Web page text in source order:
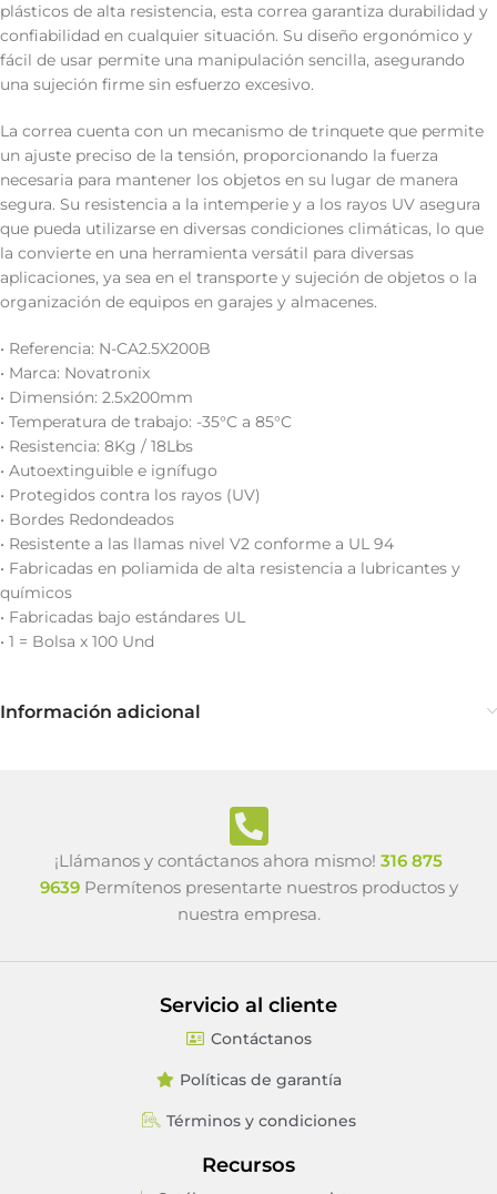
plásticos de alta resistencia, esta correa garantiza durabilidad y
confiabilidad en cualquier situación. Su diseño ergonómico y
fácil de usar permite una manipulación sencilla, asegurando
una sujeción firme sin esfuerzo excesivo.
La correa cuenta con un mecanismo de trinquete que permite
un ajuste preciso de la tensión, proporcionando la fuerza
necesaria para mantener los objetos en su lugar de manera
segura. Su resistencia a la intemperie y a los rayos UV asegura
que pueda utilizarse en diversas condiciones climáticas, lo que
la convierte en una herramienta versátil para diversas
aplicaciones, ya sea en el transporte y sujeción de objetos o la
organización de equipos en garajes y almacenes.
• Referencia: N-CA2.5X200B
• Marca: Novatronix
• Dimensión: 2.5x200mm
• Temperatura de trabajo: -35°C a 85°C
• Resistencia: 8Kg / 18Lbs
• Autoextinguible e ignífugo
• Protegidos contra los rayos (UV)
• Bordes Redondeados
• Resistente a las llamas nivel V2 conforme a UL 94
• Fabricadas en poliamida de alta resistencia a lubricantes y
químicos
• Fabricadas bajo estándares UL
• 1 = Bolsa x 100 Und
Información adicional
¡Llámanos y contáctanos ahora mismo! 316 875
9639Permítenos presentarte nuestros productos y
nuestra empresa.
Servicio al cliente
Contáctanos
Políticas de garantía
Términos y condiciones
Recursos